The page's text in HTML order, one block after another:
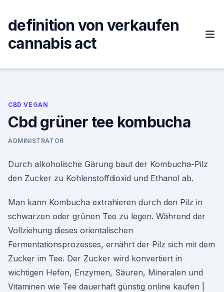
content
definition von verkaufen
cannabis act
CBD VEGAN
Cbd grüner tee kombucha
ADMINISTRATOR
Durch alkoholische Gärung baut der Kombucha-Pilz
den Zucker zu Kohlenstoffdioxid und Ethanol ab.
Man kann Kombucha extrahieren durch den Pilz in
schwarzen oder grünen Tee zu legen. Während der
Vollziehung dieses orientalischen
Fermentationsprozesses, ernährt der Pilz sich mit dem
Zucker im Tee. Der Zucker wird konvertiert in
wichtigen Hefen, Enzymen, Säuren, Mineralen und
Vitaminen wie Tee dauerhaft günstig online kaufen |